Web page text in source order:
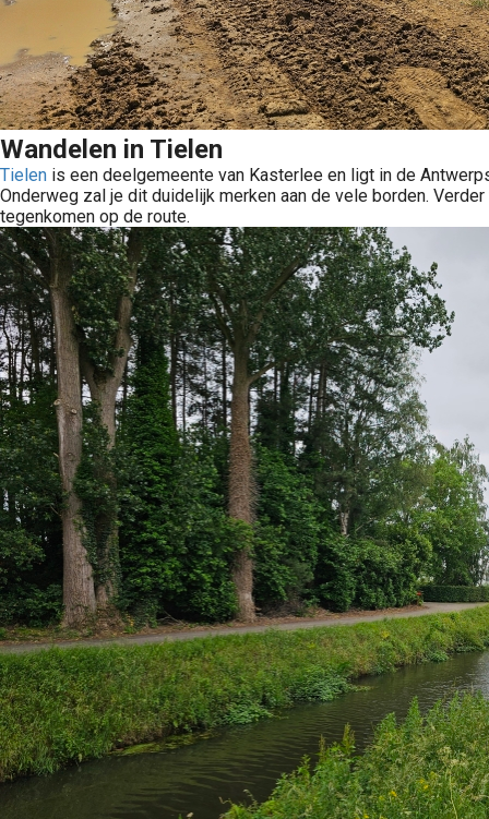
Wandelen in Tielen
Tielen is een deelgemeente van Kasterlee en ligt in de
Onderweg zal je dit duidelijk merken aan de vele borden.
tegenkomen op de route.